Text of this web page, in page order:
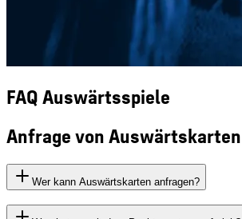
FAQ Auswärtsspiele
Anfrage von Auswärtskarten
Wer kann Auswärtskarten anfragen?